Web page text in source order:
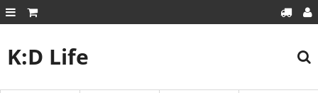
회원가입
K:D Life